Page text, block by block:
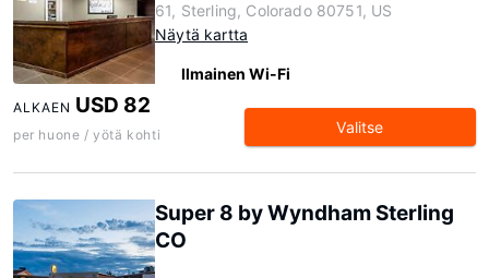
61, Sterling, Colorado 80751, US
Näytä kartta
Ilmainen Wi-Fi
ALKAEN USD 82
per huone / yötä kohti Valitse
Super 8 by Wyndham Sterling
CO